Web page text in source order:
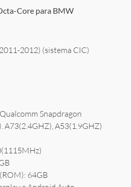
Core para BMW
2012) (sistema CIC)
Snapdragon
A73(2.4GHZ), A53(1.9GHZ)
64GB